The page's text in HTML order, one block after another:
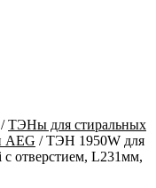
/ТЭНы для стиральных
AEG /ТЭН 1950W для
отверстием, L231мм,